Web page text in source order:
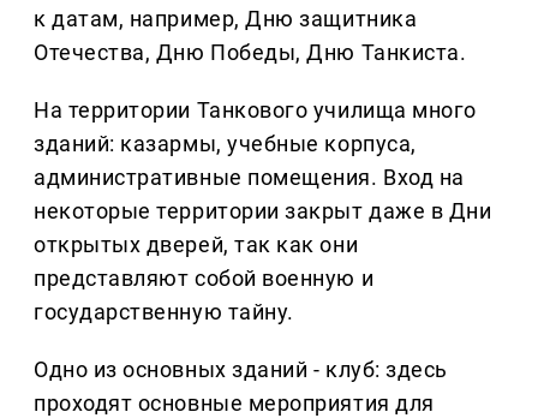
к датам, например, Дню защитника
Отечества, Дню Победы, Дню Танкиста.
На территории Танкового училища много
зданий: казармы, учебные корпуса,
административные помещения. Вход на
некоторые территории закрыт даже в Дни
открытых дверей, так как они
представляют собой военную и
государственную тайну.
Одно из основных зданий - клуб: здесь
проходят основные мероприятия для